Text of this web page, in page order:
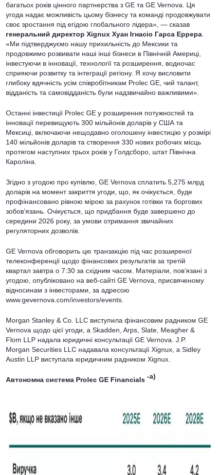
багатьох років цінного партнерства з GE та GE Vernova. Ця
угода надає можливість цьому бізнесу та команді продовжувати
своє зростання під егідою глобального лідера», — сказав
генеральний директор Xignux Хуан Ігнасіо Гарса Еррера
«Ми підтверджуємо нашу прихильність до Мексики та
продовжимо розвивати наші інші бізнеси в Північній Америці,
інвестуючи в інновації, технології та розширення, водночас
сприяючи розвитку та інтеграції регіону. Я хочу висловити
глибоку вдячність усім співробітникам Prolec GE, чий талант,
відданість та самовідданість були надзвичайно важливими».
Останні інвестиції Prolec GE у розширення потужностей та
інновації перевищують 300 мільйонів доларів у США та
Мексиці, включаючи нещодавно оголошену інвестицію у розмірі
140 мільйонів доларів та створення 330 нових робочих місць
протягом наступних трьох років у Голдсборо, штат Північна
Кароліна.
Згідно з угодою про купівлю, GE Vernova сплатить 5,275 млрд
доларів на момент закриття угоди, що, як очікується, буде
профінансовано рівною мірою за рахунок готівки та боргових
зобов’язань. Очікується, що придбання буде завершено до
середини 2026 року, за умови отримання звичайних
регуляторних дозволів.
GE Vernova обговорить цю транзакцію під час розширеної
телеконференції щодо фінансових результатів за третій
квартал завтра о 7:30 за східним часом. Матеріали, пов’язані з
угодою, опубліковано на веб-сайті GE Vernova, присвяченому
відносинам з інвесторами, за адресою
www.gevernova.com/investors/events.
Morgan Stanley & Co. LLC виступила фінансовим радником GE
Vernova щодо цієї угоди, а Skadden, Arps, Slate, Meagher &
Flom LLP надала юридичні консультації GE Vernova. J.P.
Morgan Securities LLC надавала консультації Xignux, а Sidley
Austin LLP виступала юридичним радником Xignux.
Автономна система Prolec GE Financials -а)